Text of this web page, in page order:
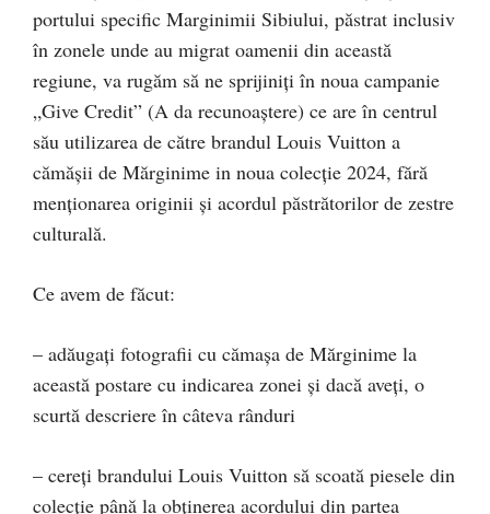
portului specific Marginimii Sibiului, păstrat inclusiv
în zonele unde au migrat oamenii din această
regiune, va rugăm să ne sprijiniți în noua campanie
„Give Credit” (A da recunoaștere) ce are în centrul
său utilizarea de către brandul Louis Vuitton a
cămășii de Mărginime in noua colecție 2024, fără
menționarea originii și acordul păstrătorilor de zestre
culturală.
Ce avem de făcut:
– adăugați fotografii cu cămașa de Mărginime la
această postare cu indicarea zonei și dacă aveți, o
scurtă descriere în câteva rânduri
– cereți brandului Louis Vuitton să scoată piesele din
colecție până la obținerea acordului din partea